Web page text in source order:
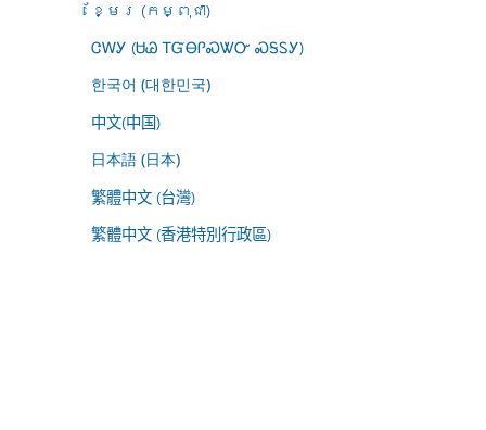
ខ្មែរ (កម្ពុជា)
ᏣᎳᎩ (ᏌᏊ ᎢᏳᎾᎵᏍᏔᏅ ᏍᎦᏚᎩ)
한국어 (대한민국)
中文(中国)
日本語 (日本)
繁體中文 (台灣)
繁體中文 (香港特別行政區)